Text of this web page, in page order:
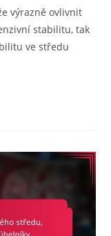
výrazně ovlivnit
stabilitu, tak
ve středu